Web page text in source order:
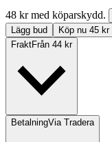
48 kr med köparskydd.
Lägg bud
Köp nu 45 kr
FraktFrån 44 kr
BetalningVia Tradera